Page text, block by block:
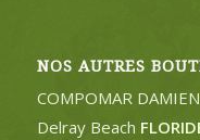
NOS AUTRES
COMPOMAR
Delray Beach